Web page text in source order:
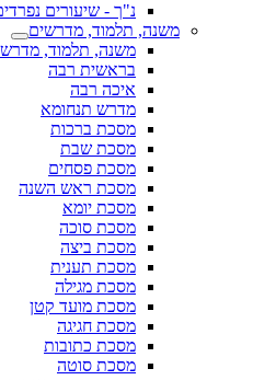
נ"ך - שיעורים
משנה, תלמוד, מדרשים
משנה, תלמוד,
בראשית רבה
איכה רבה
מדרש תנחומא
מסכת ברכות
מסכת שבת
מסכת פסחים
מסכת ראש השנה
מסכת יומא
מסכת סוכה
מסכת ביצה
מסכת תענית
מסכת מגילה
מסכת מועד קטן
מסכת חגיגה
מסכת כתובות
מסכת סוטה